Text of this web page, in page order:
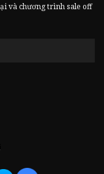
và chương trình sale off